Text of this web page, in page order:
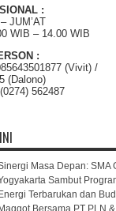
:
JUM’AT
WIB – 14.00 WIB
:
(Vivit) /
(Dalono)
562487
Masa Depan: SMA
Sambut
Terbarukan dan
Bersama PT PLN